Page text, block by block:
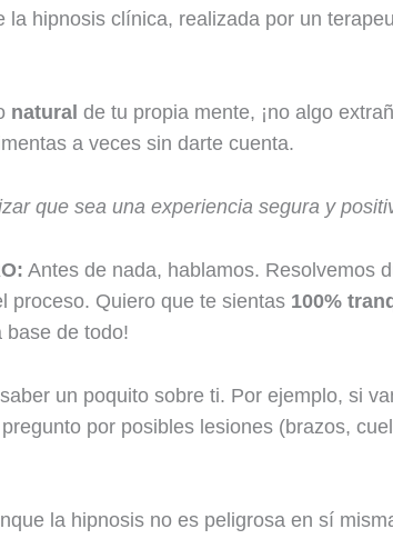
la hipnosis clínica, realizada por un
natural de tu propia mente, ¡no algo
a veces sin darte cuenta.
que sea una experiencia segura y
Antes de nada, hablamos. Resolvemos
proceso. Quiero que te sientas 100%
base de todo!
un poquito sobre ti. Por ejemplo, si
por posibles lesiones (brazos,
la hipnosis no es peligrosa en sí